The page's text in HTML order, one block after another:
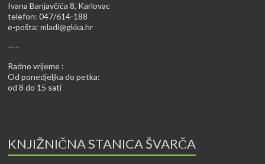
Ivana Banjavčića 8, Karlovac
telefon: 047/614-188
e-pošta:mladi@gkka.hr
—–
Radno vrijeme :
Od ponedjeljka do petka:
od 8 do 15 sati
KNJIŽNIČNA STANICA ŠVARČA